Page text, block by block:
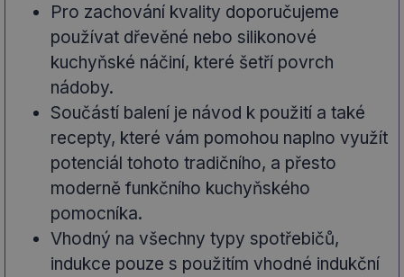
Pro zachování kvality doporučujeme
používat dřevěné nebo silikonové
kuchyňské náčiní, které šetří povrch
nádoby.
Součástí balení je návod k použití a také
recepty, které vám pomohou naplno využít
potenciál tohoto tradičního, a přesto
moderně funkčního kuchyňského
pomocníka.
Vhodný na všechny typy spotřebičů,
indukce pouze s použitím vhodné indukční